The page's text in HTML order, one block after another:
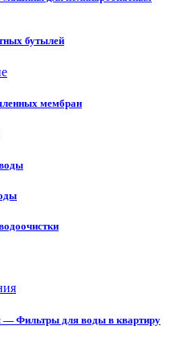
бутылей
мембран
— Фильтры для воды в квартиру